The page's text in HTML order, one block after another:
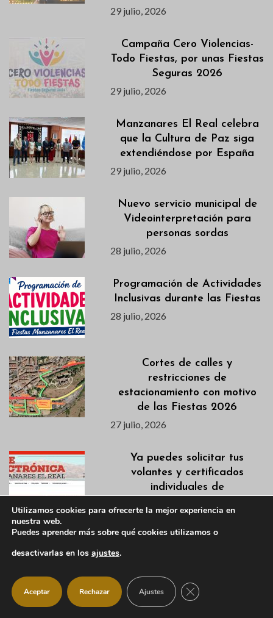
29 julio, 2026
Campaña Cero Violencias-
Todo Fiestas, por unas Fiestas
Seguras 2026
29 julio, 2026
Manzanares El Real celebra
que la Cultura de Paz siga
extendiéndose por España
29 julio, 2026
Nuevo servicio municipal de
Videointerpretación para
personas sordas
28 julio, 2026
Programación de Actividades
Inclusivas durante las Fiestas
28 julio, 2026
Cortes de calles y
restricciones de
estacionamiento con motivo
de las Fiestas 2026
27 julio, 2026
Ya puedes solicitar tus
volantes y certificados
individuales de
Sede Electrónica
27 julio, 2026
al 26 de julio
24 julio, 2026
Utilizamos cookies para ofrecerte la mejor experiencia en
nuestra web.
Puedes aprender más sobre qué cookies utilizamos o
desactivarlas en los ajustes.
Aceptar Rechazar Ajustes CERRAR EL